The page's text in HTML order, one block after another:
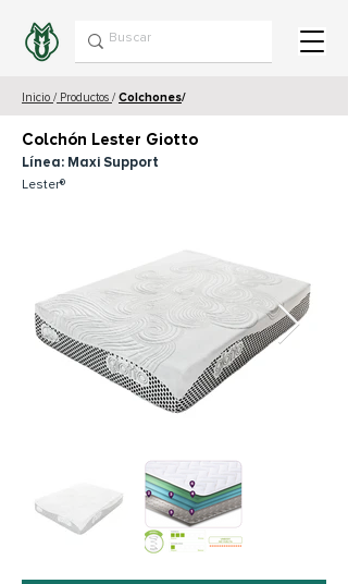
Inicio / Productos / Colchones/
Colchón Lester Giotto
Línea: Maxi Support
Lester®